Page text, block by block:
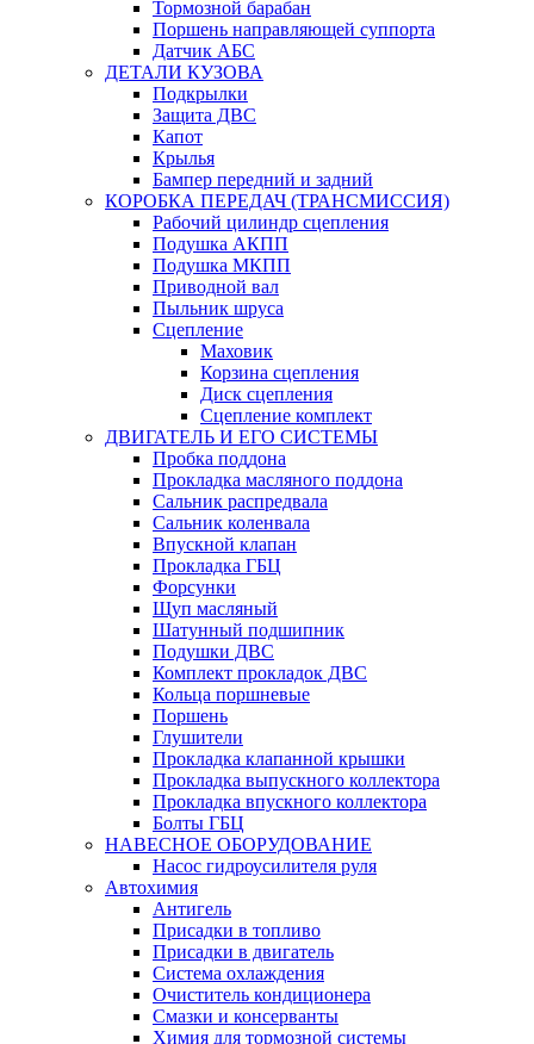
Тормозной барабан
Поршень направляющей суппорта
Датчик АБС
ДЕТАЛИ КУЗОВА
Подкрылки
Защита ДВС
Капот
Крылья
Бампер передний и задний
КОРОБКА ПЕРЕДАЧ (ТРАНСМИССИЯ)
Рабочий цилиндр сцепления
Подушка АКПП
Подушка МКПП
Приводной вал
Пыльник шруса
Сцепление
Маховик
Корзина сцепления
Диск сцепления
Сцепление комплект
ДВИГАТЕЛЬ И ЕГО СИСТЕМЫ
Пробка поддона
Прокладка масляного поддона
Сальник распредвала
Сальник коленвала
Впускной клапан
Прокладка ГБЦ
Форсунки
Щуп масляный
Шатунный подшипник
Подушки ДВС
Комплект прокладок ДВС
Кольца поршневые
Поршень
Глушители
Прокладка клапанной крышки
Прокладка выпускного коллектора
Прокладка впускного коллектора
Болты ГБЦ
НАВЕСНОЕ ОБОРУДОВАНИЕ
Насос гидроусилителя руля
Автохимия
Антигель
Присадки в топливо
Присадки в двигатель
Система охлаждения
Очиститель кондиционера
Смазки и консерванты
Химия для тормозной системы